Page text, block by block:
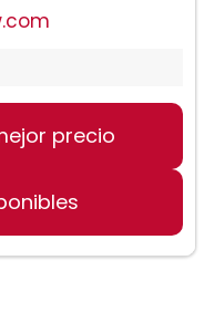
precio